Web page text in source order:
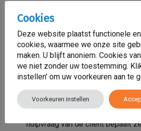
gedrag van hun kind opvatten als
belast verleden kan het liefdevol
moeilijk maken doordat er
Hierbij is niet de breuk belangrijk
herstel.
kunnen ouders vragen om
begeleiding bij het opvoeden van
hulpvraag van de cliënt bepaalt
Cookies
Deze website plaatst functionele
cookies, waarmee we onze site
maken. U blijft anoniem. Cookies
we niet zonder uw toestemming.
instellen' om uw voorkeuren aan te
Voorkeuren instellen